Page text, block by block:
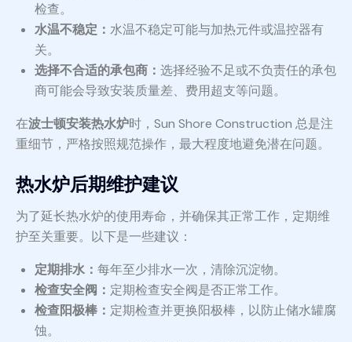
检查。
水温不稳定： 水温不稳定可能与加热元件或温控器有
关。
选择不合适的承包商： 选择经验不足或不负责任的承包
商可能会导致安装质量差、费用超支等问题。
在波士顿安装热水炉时，Sun Shore Construction 总是注
重细节，严格按照规范操作，最大程度地避免潜在问题。
热水炉后期维护建议
为了延长热水炉的使用寿命，并确保其正常工作，定期维
护至关重要。以下是一些建议：
定期排水： 每年至少排水一次，清除沉淀物。
检查安全阀： 定期检查安全阀是否正常工作。
检查阳极棒： 定期检查并更换阳极棒，以防止储水罐腐
蚀。